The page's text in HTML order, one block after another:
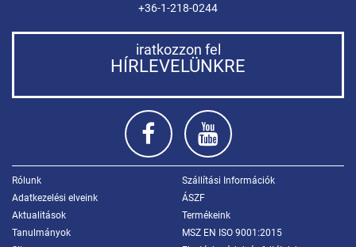
+36-1-218-0244
iratkozzon fel
HÍRLEVELÜNKRE
Rólunk
Szállítási Információk
Adatkezelési elveink
ÁSZF
Aktualitások
Termékeink
Tanulmányok
MSZ EN ISO 9001:2015